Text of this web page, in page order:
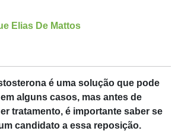
Elias De Mattos
é uma solução que pode
alguns casos, mas antes de
tratamento, é importante saber se
candidato a essa reposição.